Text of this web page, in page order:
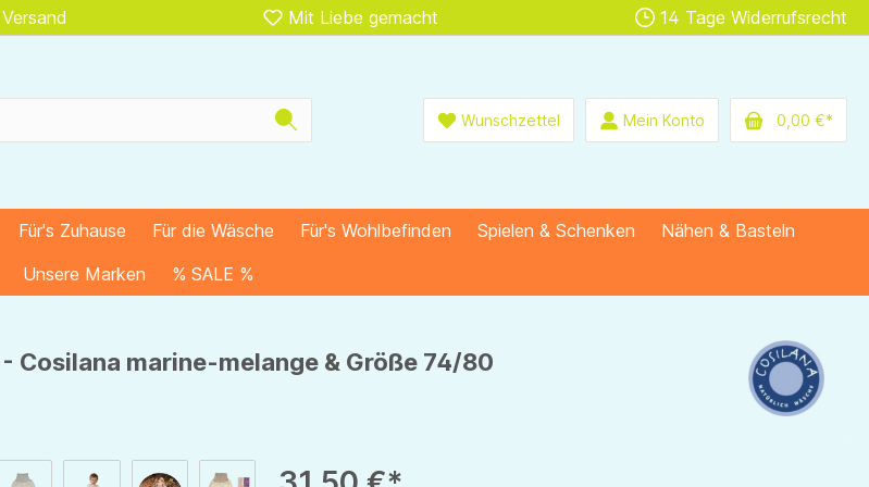
Mit Liebe gemacht 14 Tage Widerrufsrecht
Wunschzettel Mein Konto 0,00 €*
Für's Zuhause Für die Wäsche Für's Wohlbefinden Spielen & Schenken
Nähen & Basteln
Unsere Marken
% SALE %
Cosilana marine-melange & Größe 74/80